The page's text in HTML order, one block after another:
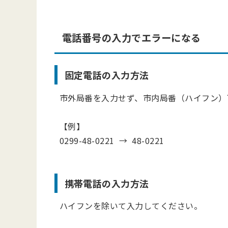
電話番号の入力でエラーになる
固定電話の入力方法
市外局番を入力せず、市内局番（ハイフン
【例】
0299-48-0221 → 48-0221
携帯電話の入力方法
ハイフンを除いて入力してください。